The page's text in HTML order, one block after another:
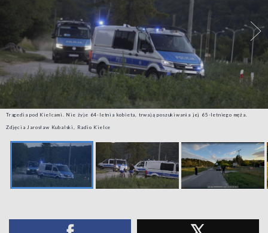
Tragedia pod Kielcami. Nie żyje 64-letnia kobieta, trwają poszukiwania jej 65-letniego męża.
Zdjęcia Jarosław Kubalski, Radio Kielce